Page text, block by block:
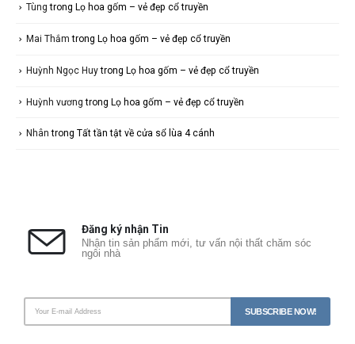
Tùng trong Lọ hoa gốm – vẻ đẹp cổ truyền
Mai Thắm trong Lọ hoa gốm – vẻ đẹp cổ truyền
Huỳnh Ngọc Huytrong Lọ hoa gốm – vẻ đẹp cổ truyền
Huỳnh vương trong Lọ hoa gốm – vẻ đẹp cổ truyền
Nhân trong Tất tần tật về cửa sổ lùa 4 cánh
Đăng ký nhận Tin
Nhận tin sản phẩm mới, tư vấn nội thất chăm sóc
ngôi nhà